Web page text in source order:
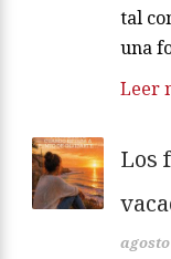
tal
una
Leer
Los
agosto